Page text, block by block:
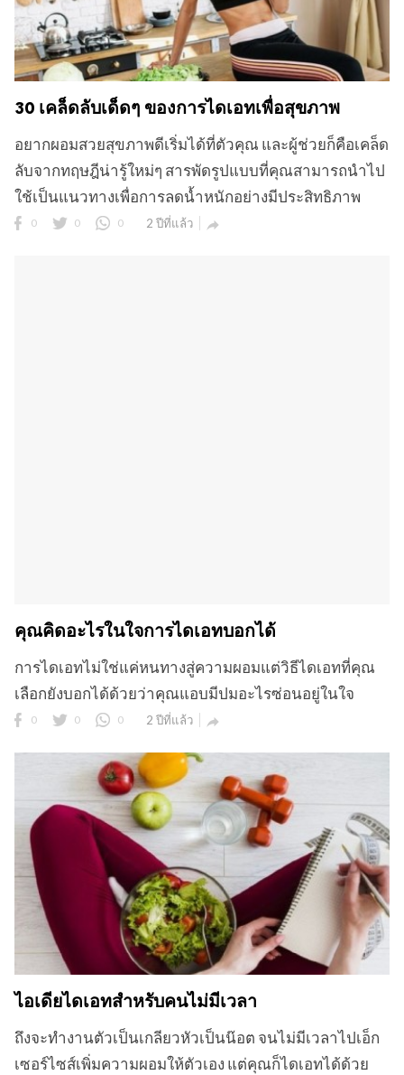
30 เคล็ดลับเด็ดๆ ของการไดเอทเพื่อสุขภาพ
อยากผอมสวยสุขภาพดีเริ่มได้ที่ตัวคุณ และผู้ช่วยก็คือเคล็ด
ลับจากทฤษฎีน่ารู้ใหม่ๆ สารพัดรูปแบบที่คุณสามารถนำไป
ใช้เป็นแนวทางเพื่อการลดน้ำหนักอย่างมีประสิทธิภาพ
0 0 0 2 ปีที่แล้ว 
คุณคิดอะไรในใจการไดเอทบอกได้
การไดเอทไม่ใช่แค่หนทางสู่ความผอมแต่วิธีไดเอทที่คุณ
เลือกยังบอกได้ด้วยว่าคุณแอบมีปมอะไรซ่อนอยู่ในใจ
0 0 0 2 ปีที่แล้ว 
ไอเดียไดเอทสำหรับคนไม่มีเวลา
ถึงจะทำงานตัวเป็นเกลียวหัวเป็นน๊อต จนไม่มีเวลาไปเอ็ก
เซอร์ไซส์เพิ่มความผอมให้ตัวเอง แต่คุณก็ไดเอทได้ด้วย